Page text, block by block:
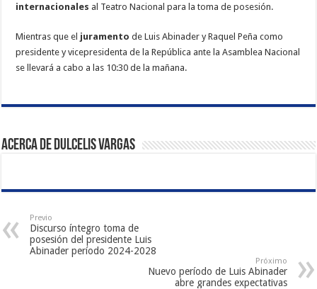
internacionales al Teatro Nacional para la toma de posesión.
Mientras que el juramentode Luis Abinader y Raquel Peña como
presidente y vicepresidenta de la República ante la Asamblea Nacional
se llevará a cabo a las 10:30 de la mañana.
Acerca de Dulcelis Vargas
Previo
Discurso íntegro toma de
posesión del presidente Luis
Abinader período 2024-2028
Próximo
Nuevo período de Luis Abinader
abre grandes expectativas